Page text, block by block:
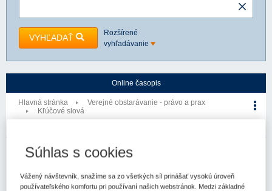
VYHĽADAŤ
Rozšírené
vyhľadávanie
Online časopis
Hlavná stránka
Verejné obstarávanie - právo a prax
Kľúčové slová
Verejné obstarávanie - právo a prax
Aktuality
Súhlas s cookies
Vážený návštevník, snažíme sa zo všetkých síl prinášať vysokú úroveň
používateľského komfortu pri používaní našich webstránok. Medzi základné